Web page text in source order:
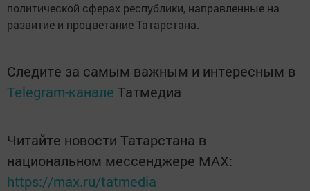
политической сферах республики, направленные на
развитие и процветание Татарстана.
Следите за самым важным и интересным в
Telegram-канале Татмедиа
Читайте новости Татарстана в
национальном мессенджере MАХ:
https://max.ru/tatmedia